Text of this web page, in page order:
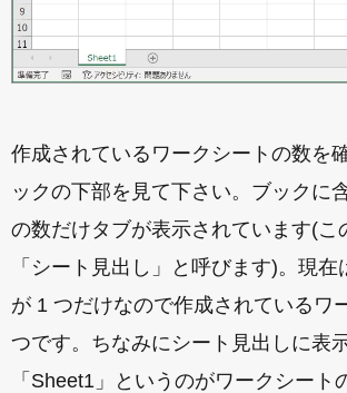
作成されているワークシートの数を
ックの下部を見て下さい。ブックに
の数だけタブが表示されています(こ
「シート見出し」と呼びます)。現在
が 1 つだけなので作成されているワ
つです。ちなみにシート見出しに表
「Sheet1」というのがワークシート